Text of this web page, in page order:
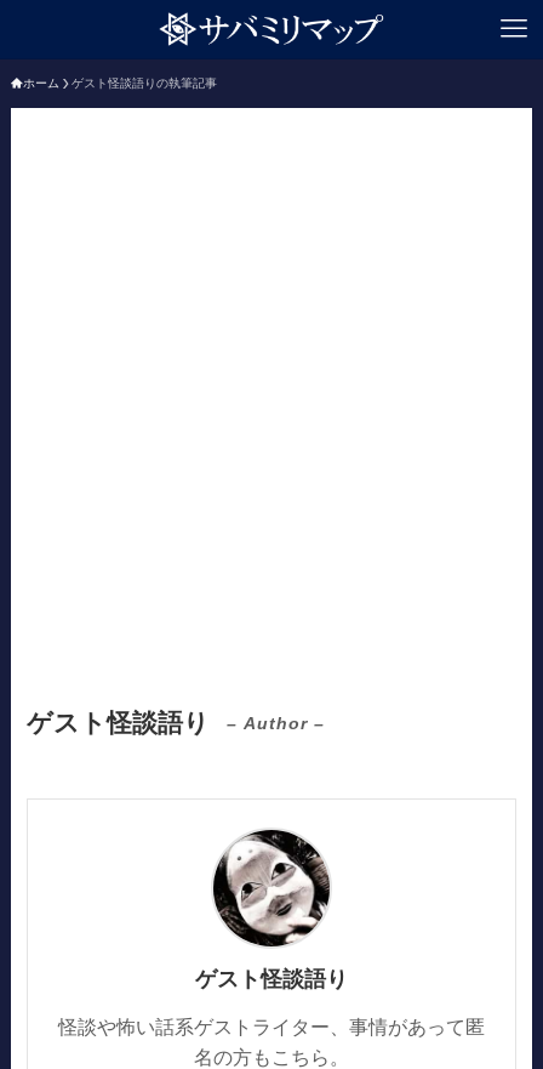
ホーム ゲスト怪談語りの執筆記事
ゲスト怪談語り – Author –
ゲスト怪談語り
怪談や怖い話系ゲストライター、事情があって匿
名の方もこちら。